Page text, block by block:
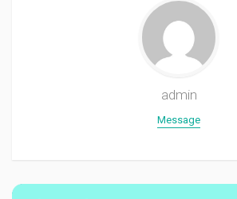
admin
Message